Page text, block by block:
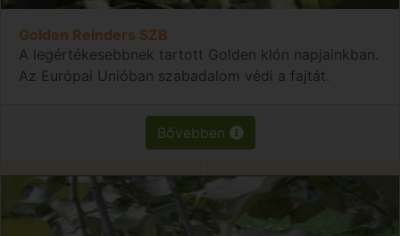
Golden Reinders SZB
A legértékesebbnek tartott Golden klón napjainkban.
Az Európai Unióban szabadalom védi a fajtát.
Bővebben